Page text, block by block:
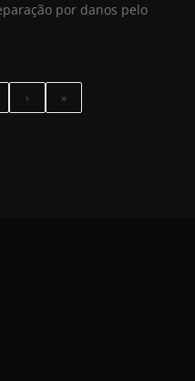
por danos pelo
› »